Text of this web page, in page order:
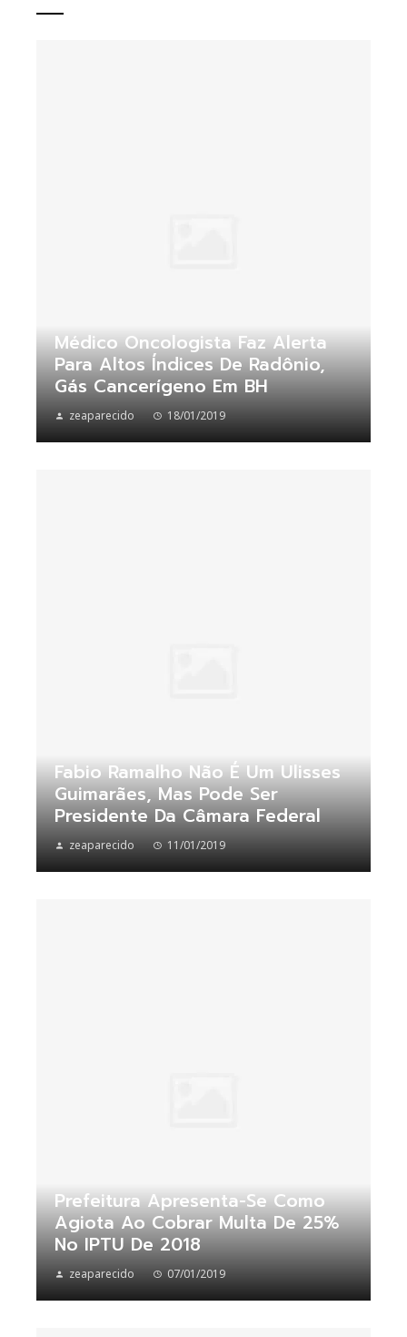
Médico Oncologista Faz Alerta
Para Altos Índices De Radônio,
Gás Cancerígeno Em BH
zeaparecido 18/01/2019
Fabio Ramalho Não É Um Ulisses
Guimarães, Mas Pode Ser
Presidente Da Câmara Federal
zeaparecido 11/01/2019
Prefeitura Apresenta-Se Como
Agiota Ao Cobrar Multa De 25%
No IPTU De 2018
zeaparecido 07/01/2019